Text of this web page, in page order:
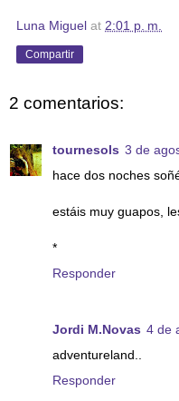
Luna Miguel at 2:01 p. m.
Compartir
2 comentarios:
tournesols 3 de
hace dos noches
estáis muy guapos,
*
Responder
Jordi M.Novas 4 de
adventureland..
Responder